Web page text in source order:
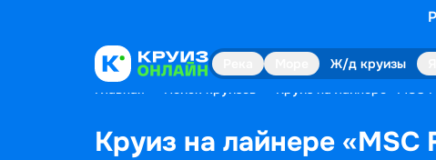
Ж/д круизы
Главная Поиск круизов Круиз на лайнере «MSC
Круиз на лайнере «MSC